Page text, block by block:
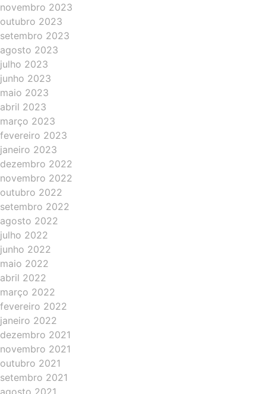
novembro 2023
outubro 2023
setembro 2023
agosto 2023
julho 2023
junho 2023
maio 2023
abril 2023
março 2023
fevereiro 2023
janeiro 2023
dezembro 2022
novembro 2022
outubro 2022
setembro 2022
agosto 2022
julho 2022
junho 2022
maio 2022
abril 2022
março 2022
fevereiro 2022
janeiro 2022
dezembro 2021
novembro 2021
outubro 2021
setembro 2021
agosto 2021